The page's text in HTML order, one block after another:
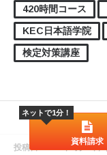
資料請求
ネットで1分！
420時間コース
KEC日本語学院
検定対策講座
投稿日: 2021年3月23日